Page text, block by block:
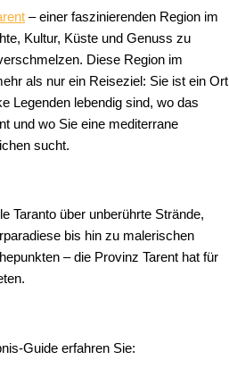
– einer faszinierenden Region im
Kultur, Küste und Genuss zu
Diese Region im
als nur ein Reiseziel: Sie ist ein Ort
Legenden lebendig sind, wo das
und wo Sie eine mediterrane
sucht.
Taranto über unberührte Strände,
bis hin zu malerischen
– die Provinz Tarent hat für
erfahren Sie: